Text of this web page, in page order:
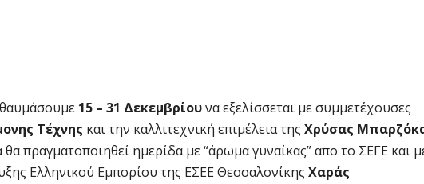
15 – 31 Δεκεμβρίουνα εξελίσσεται με συμμετέχουσες
Τέχνης και την καλλιτεχνική επιμέλεια της Χρύσας
πραγματοποιηθεί ημερίδα με “άρωμα γυναίκας” απο το ΣΕΓΕ και
Ελληνικού Εμπορίου της ΕΣΕΕ Θεσσαλονίκης Χαράς